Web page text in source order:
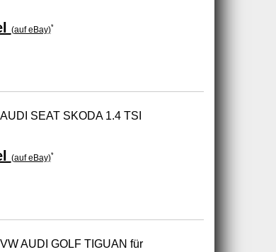
(auf eBay)*
SEAT SKODA 1.4 TSI
(auf eBay)*
AUDI GOLF TIGUAN für